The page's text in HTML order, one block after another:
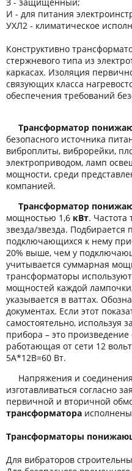
И - для питания
УХЛ2 - климатическое
Конструктивно
стержневого типа из
каркасах. Изоляция
связующих класса
обеспечения требований
Трансформатор
безопасного источника
виброплиты, виброрейки,
электроприводом, ламп
мощности, среди
компанией.
Трансформатор
мощностью 1,6 кВт. Частота
звезда/звезда.
подключающихся к нему
20% выше, чем у
учитывается суммарная
трансформаторы
мощностей каждой
указывается в ваттах.
документах. Если этот
самостоятельно, используя
прибора – это
работающая от сети 12
5А*12В=60 Вт.
Напряжения и соединения
изготавливаться согласно
первичной и вторичной
трансформатора
Трансформаторы
Для вибраторов